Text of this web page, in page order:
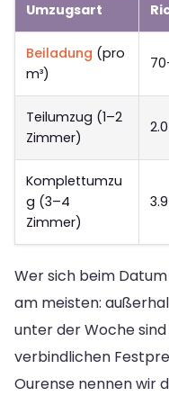
Umzugsart
Beiladung (pro
m³)
Teilumzug (1–2
Zimmer)
Komplettumzu
g (3–4
Zimmer)
Wer sich beim
am meisten:
unter der Woche
verbindlichen
Ourense nennen wir